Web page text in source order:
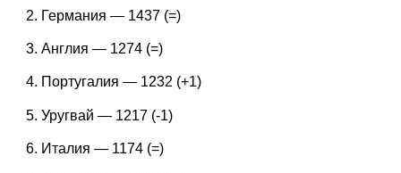
2. Германия — 1437 (=)
3. Англия — 1274 (=)
4. Португалия — 1232 (+1)
5. Уругвай — 1217 (-1)
6. Италия — 1174 (=)